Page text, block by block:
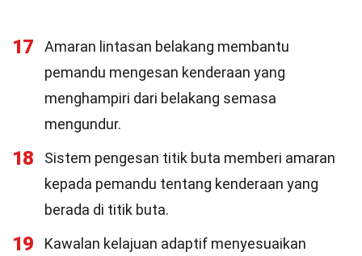
17
Amaran lintasan belakang membantu
pemandu mengesan kenderaan yang
menghampiri dari belakang semasa
mengundur.
18
Sistem pengesan titik buta memberi amaran
kepada pemandu tentang kenderaan yang
berada di titik buta.
19
Kawalan kelajuan adaptif menyesuaikan